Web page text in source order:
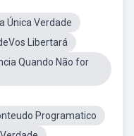
Única Verdade
Libertará
Quando Não for
Programatico